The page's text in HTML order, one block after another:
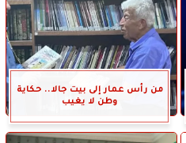
من رأس عمار إلى بيت جالا.. حكاية
وطن لا يغيب